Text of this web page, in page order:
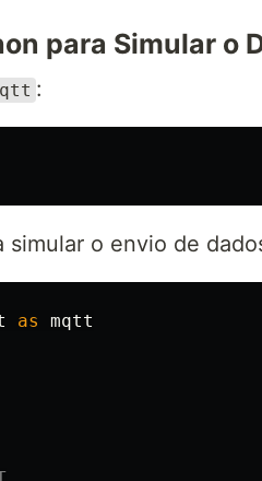
para Simular o
:
o envio de
as
mqtt